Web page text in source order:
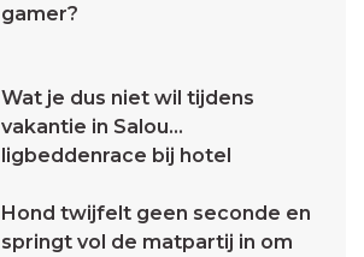
gamer?
Wat je dus niet wil tijdens
vakantie in Salou...
ligbeddenrace bij hotel
Hond twijfelt geen seconde en
springt vol de matpartij in om